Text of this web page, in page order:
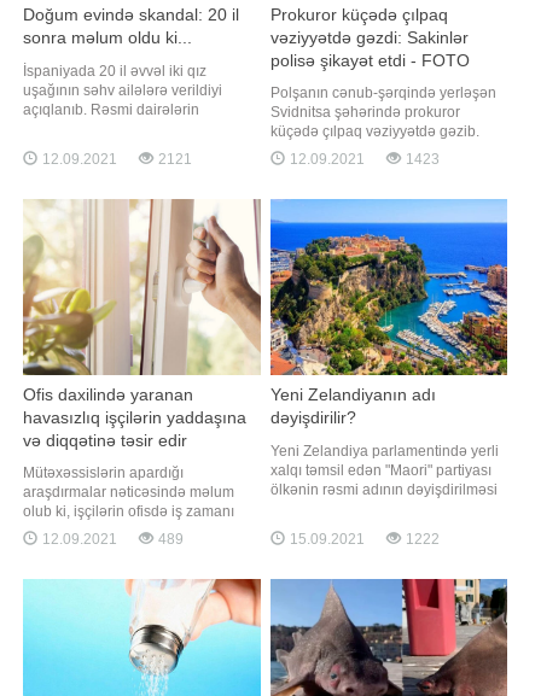
Doğum evində skandal: 20 il
sonra məlum oldu ki...
İspaniyada 20 il əvvəl iki qız
uşağının səhv ailələrə verildiyi
açıqlanıb. Rəsmi dairələrin
bölgəsində baş verib. Açıqlamaya
görə, hadisə tibb işçilərinin
Bildirilir ki, uşaqlar 5 saat fərqlə
dünyaya gəlib. Onlar zəif olduğu
üçün xüsus
12.09.2021 2121
Prokuror küçədə çılpaq
vəziyyətdə gəzdi: Sakinlər
polisə şikayət etdi - FOTO
Polşanın cənub-şərqində yerləşən
Svidnitsa şəhərində prokuror
küçədə çılpaq vəziyyətdə gəzib.
Ətrafdakı insanların çəkdiyi
fotolarda çılpaq vəziyyətdə olan
ərzaq mağazalarını gəzdiyi əks
olunub. Digər görüntülərdə
prokurorun tamamilə çılpaq bir
vəziyyətdə küçələr
12.09.2021 1423
Ofis daxilində yaranan
havasızlıq işçilərin yaddaşına
və diqqətinə təsir edir
Mütəxəssislərin apardığı
araşdırmalar nəticəsində məlum
olub ki, işçilərin ofisdə iş zamanı
yorğunluğunun və halsızlığının əsas
bir vacib səbəbi var. Belə ki, bu
istəməməsi ilə əlaqədar deyil.
Söhbət iş yerində olan havasız
şəraitdir. ABŞ-dan olan tədqiqatçılar
12.09.2021 489
Yeni Zelandiyanın adı
dəyişdirilir?
Yeni Zelandiya parlamentində yerli
xalqı təmsil edən "Maori" partiyası
ölkənin rəsmi adının dəyişdirilməsi
petisiyanı onlayn imza üçün açıb. -a
istinadən xəbər verir ki, petisiyada
dəyişdirilməsi, şəhərlərin,
qəsəbələrin və yerləri
15.09.2021 1222